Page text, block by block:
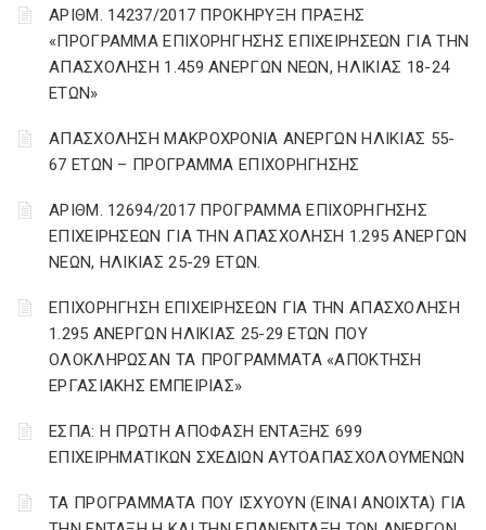
ΑΡΙΘΜ. 14237/2017 ΠΡΟΚΗΡΥΞΗ ΠΡΑΞΗΣ
«ΠΡΟΓΡΑΜΜΑ ΕΠΙΧΟΡΗΓΗΣΗΣ ΕΠΙΧΕΙΡΗΣΕΩΝ ΓΙΑ ΤΗΝ
ΑΠΑΣΧΟΛΗΣΗ 1.459 ΑΝΕΡΓΩΝ ΝΕΩΝ, ΗΛΙΚΙΑΣ 18-24
ΕΤΩΝ»
ΑΠΑΣΧΟΛΗΣΗ ΜΑΚΡΟΧΡΟΝΙΑ ΑΝΕΡΓΩΝ ΗΛΙΚΙΑΣ 55-
67 ΕΤΩΝ – ΠΡΟΓΡΑΜΜΑ ΕΠΙΧΟΡΗΓΗΣΗΣ
ΑΡΙΘΜ. 12694/2017 ΠΡΟΓΡΑΜΜΑ ΕΠΙΧΟΡΗΓΗΣΗΣ
ΕΠΙΧΕΙΡΗΣΕΩΝ ΓΙΑ ΤΗΝ ΑΠΑΣΧΟΛΗΣΗ 1.295 ΑΝΕΡΓΩΝ
ΝΕΩΝ, ΗΛΙΚΙΑΣ 25-29 ΕΤΩΝ.
ΕΠΙΧΟΡΗΓΗΣΗ ΕΠΙΧΕΙΡΗΣΕΩΝ ΓΙΑ ΤΗΝ ΑΠΑΣΧΟΛΗΣΗ
1.295 ΑΝΕΡΓΩΝ ΗΛΙΚΙΑΣ 25-29 ΕΤΩΝ ΠΟΥ
ΟΛΟΚΛΗΡΩΣΑΝ ΤΑ ΠΡΟΓΡΑΜΜΑΤΑ «ΑΠΟΚΤΗΣΗ
ΕΡΓΑΣΙΑΚΗΣ ΕΜΠΕΙΡΙΑΣ»
ΕΣΠΑ: Η ΠΡΩΤΗ ΑΠΟΦΑΣΗ ΕΝΤΑΞΗΣ 699
ΕΠΙΧΕΙΡΗΜΑΤΙΚΩΝ ΣΧΕΔΙΩΝ ΑΥΤΟΑΠΑΣΧΟΛΟΥΜΕΝΩΝ
ΤΑ ΠΡΟΓΡΑΜΜΑΤΑ ΠΟΥ ΙΣΧΥΟΥΝ (ΕΙΝΑΙ ΑΝΟΙΧΤΑ) ΓΙΑ